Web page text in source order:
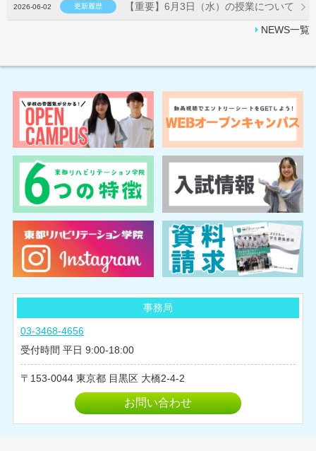
2026-06-02 更新履歴 【重要】6月3日（水）の授業について
NEWS一覧
事務局
03-3468-4656
受付時間 平日 9:00-18:00
153-0044 東京都 目黒区 大橋2-4-2
お問い合わせ